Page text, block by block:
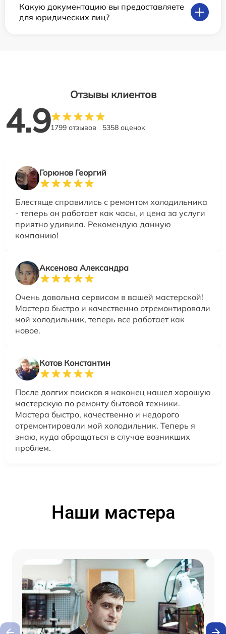
Какую документацию вы предоставляете
для юридических лиц?
Отзывы клиентов
4.91799 отзывов 5358 оценок
Горюнов Георгий
Блестяще справились с ремонтом холодильника
- теперь он работает как часы, и цена за услуги
приятно удивила. Рекомендую данную
компанию!
Аксенова Александра
Очень довольна сервисом в вашей мастерской!
Мастера быстро и качественно отремонтировали
мой холодильник, теперь все работает как
новое.
Котов Константин
После долгих поисков я наконец нашел хорошую
мастерскую по ремонту бытовой техники.
Мастера быстро, качественно и недорого
отремонтировали мой холодильник. Теперь я
знаю, куда обращаться в случае возникших
проблем.
Наши мастера